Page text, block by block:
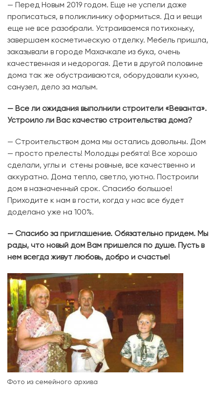
— Перед Новым 2019 годом. Еще не успели даже
прописаться, в поликлинику оформиться. Да и вещи
еще не все разобрали. Устраиваемся потихоньку,
завершаем косметическую отделку. Мебель пришла,
заказывали в городе Махачкале из бука, очень
качественная и недорогая. Дети в другой половине
дома так же обустраиваются, оборудовали кухню,
санузел, дело за малым.
— Все ли ожидания выполнили строители «Веванта».
Устроило ли Вас качество строительства дома?
— Строительством дома мы остались довольны. Дом
— просто прелесть! Молодцы ребята! Все хорошо
сделали, углы и стены ровные, все качественно и
аккуратно. Дома тепло, светло, уютно. Построили
дом в назначенный срок. Спасибо большое!
Приходите к нам в гости, когда у нас все будет
доделано уже на 100%.
— Спасибо за приглашение. Обязательно придем. Мы
рады, что новый дом Вам пришелся по душе. Пусть в
нем всегда живут любовь, добро и счастье!
Фото из семейного архива